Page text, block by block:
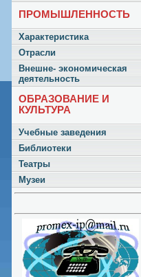
ПРОМЫШЛЕННОСТЬ
Характеристика
Отрасли
Внешне- экономическая
деятельность
ОБРАЗОВАНИЕ И
КУЛЬТУРА
Учебные заведения
Библиотеки
Театры
Музеи